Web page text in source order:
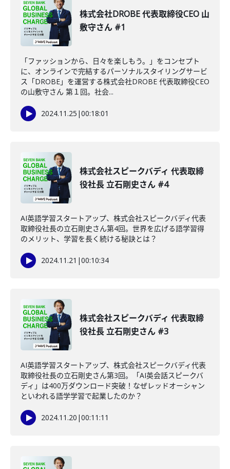
株式会社DROBE 代表取締役CEO 山
敷守さん #1
「ファッションから、日々を楽しもう。」をコンセプト
に、オンラインで完結するパーソナルスタイリングサービ
ス「DROBE」を運営する株式会社DROBE 代表取締役CEO
の山敷守さん 第１回。社会...
2024.11.25 |00:18:01
株式会社スピークバディ 代表取締
役社長 立石剛史さん #4
AI英語学習スタートアップ、株式会社スピークバディ代表
取締役社長の立石剛史さん第4回。世界を広げる語学習得
のメリット、学習を長く続ける秘訣とは？
2024.11.21 |00:10:34
株式会社スピークバディ 代表取締
役社長 立石剛史さん #3
AI英語学習スタートアップ、株式会社スピークバディ代表
取締役社長の立石剛史さん第3回。「AI英会話スピークバ
ディ」は400万ダウンロード突破！なぜレッドオーシャン
といわれる語学学習で起業したのか？
2024.11.20 |00:11:11